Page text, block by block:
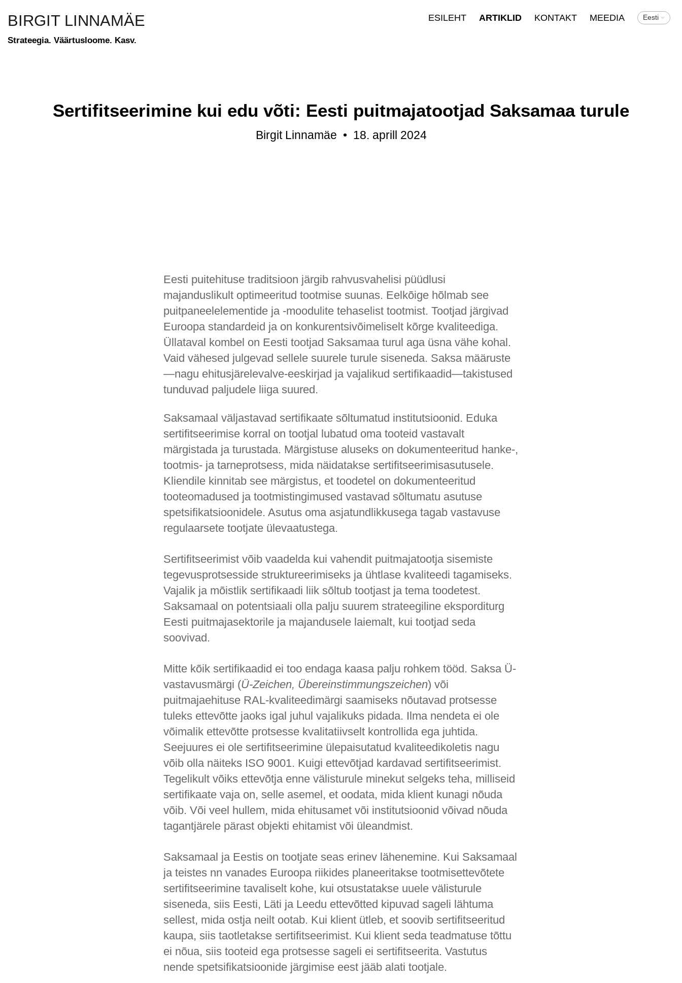
BIRGIT LINNAMÄE
Strateegia. Väärtusloome. Kasv.
ESILEHT ARTIKLID KONTAKT MEEDIA Eesti
Sertifitseerimine kui edu võti: Eesti puitmajatootjad Saksamaa turule
Birgit Linnamäe • 18. aprill 2024
Eesti puitehituse traditsioon järgib rahvusvahelisi püüdlusi
majanduslikult optimeeritud tootmise suunas. Eelkõige hõlmab see
puitpaneelelementide ja -moodulite tehaselist tootmist. Tootjad järgivad
Euroopa standardeid ja on konkurentsivõimeliselt kõrge kvaliteediga.
Üllataval kombel on Eesti tootjad Saksamaa turul aga üsna vähe kohal.
Vaid vähesed julgevad sellele suurele turule siseneda. Saksa määruste
—nagu ehitusjärelevalve-eeskirjad ja vajalikud sertifikaadid—takistused
tunduvad paljudele liiga suured.
Saksamaal väljastavad sertifikaate sõltumatud institutsioonid. Eduka
sertifitseerimise korral on tootjal lubatud oma tooteid vastavalt
märgistada ja turustada. Märgistuse aluseks on dokumenteeritud hanke-,
tootmis- ja tarneprotsess, mida näidatakse sertifitseerimisasutusele.
Kliendile kinnitab see märgistus, et toodetel on dokumenteeritud
tooteomadused ja tootmistingimused vastavad sõltumatu asutuse
spetsifikatsioonidele. Asutus oma asjatundlikkusega tagab vastavuse
regulaarsete tootjate ülevaatustega.
Sertifitseerimist võib vaadelda kui vahendit puitmajatootja sisemiste
tegevusprotsesside struktureerimiseks ja ühtlase kvaliteedi tagamiseks.
Vajalik ja mõistlik sertifikaadi liik sõltub tootjast ja tema toodetest.
Saksamaal on potentsiaali olla palju suurem strateegiline eksporditurg
Eesti puitmajasektorile ja majandusele laiemalt, kui tootjad seda
soovivad.
Mitte kõik sertifikaadid ei too endaga kaasa palju rohkem tööd. Saksa Ü-
vastavusmärgi (Ü-Zeichen, Übereinstimmungszeichen) või
puitmajaehituse RAL-kvaliteedimärgi saamiseks nõutavad protsesse
tuleks ettevõtte jaoks igal juhul vajalikuks pidada. Ilma nendeta ei ole
võimalik ettevõtte protsesse kvalitatiivselt kontrollida ega juhtida.
Seejuures ei ole sertifitseerimine ülepaisutatud kvaliteedikoletis nagu
võib olla näiteks ISO 9001. Kuigi ettevõtjad kardavad sertifitseerimist.
Tegelikult võiks ettevõtja enne välisturule minekut selgeks teha, milliseid
sertifikaate vaja on, selle asemel, et oodata, mida klient kunagi nõuda
võib. Või veel hullem, mida ehitusamet või institutsioonid võivad nõuda
tagantjärele pärast objekti ehitamist või üleandmist.
Saksamaal ja Eestis on tootjate seas erinev lähenemine. Kui Saksamaal
ja teistes nn vanades Euroopa riikides planeeritakse tootmisettevõtete
sertifitseerimine tavaliselt kohe, kui otsustatakse uuele välisturule
siseneda, siis Eesti, Läti ja Leedu ettevõtted kipuvad sageli lähtuma
sellest, mida ostja neilt ootab. Kui klient ütleb, et soovib sertifitseeritud
kaupa, siis taotletakse sertifitseerimist. Kui klient seda teadmatuse tõttu
ei nõua, siis tooteid ega protsesse sageli ei sertifitseerita. Vastutus
nende spetsifikatsioonide järgimise eest jääb alati tootjale.